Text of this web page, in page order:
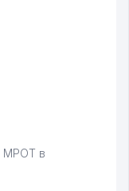
МРОТ в